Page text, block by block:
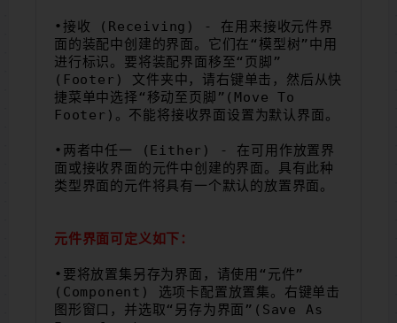
•接收 (Receiving) - 在用来接收元件界
面的装配中创建的界面。它们在“模型树”中用
进行标识。要将装配界面移至“页脚”
(Footer) 文件夹中，请右键单击，然后从快
捷菜单中选择“移动至页脚”(Move To
Footer)。不能将接收界面设置为默认界面。
•两者中任一 (Either) - 在可用作放置界
面或接收界面的元件中创建的界面。具有此种
类型界面的元件将具有一个默认的放置界面。
元件界面可定义如下：
•要将放置集另存为界面，请使用“元件”
(Component) 选项卡配置放置集。右键单击
图形窗口，并选取“另存为界面”(Save As